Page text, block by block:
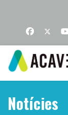
Notícies